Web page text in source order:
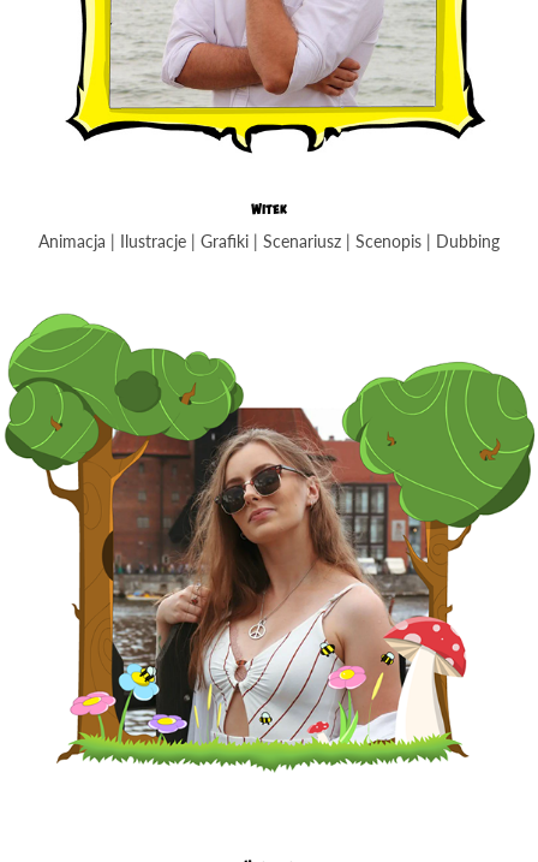
Witek
Animacja | Ilustracje | Grafiki | Scenariusz | Scenopis | Dubbing